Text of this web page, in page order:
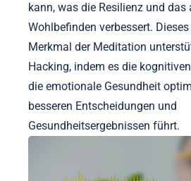
kann, was die Resilienz und das
Wohlbefinden verbessert.
Merkmal der Meditation
Hacking, indem es die
die emotionale Gesundheit
besseren Entscheidungen und
Gesundheitsergebnissen führt.